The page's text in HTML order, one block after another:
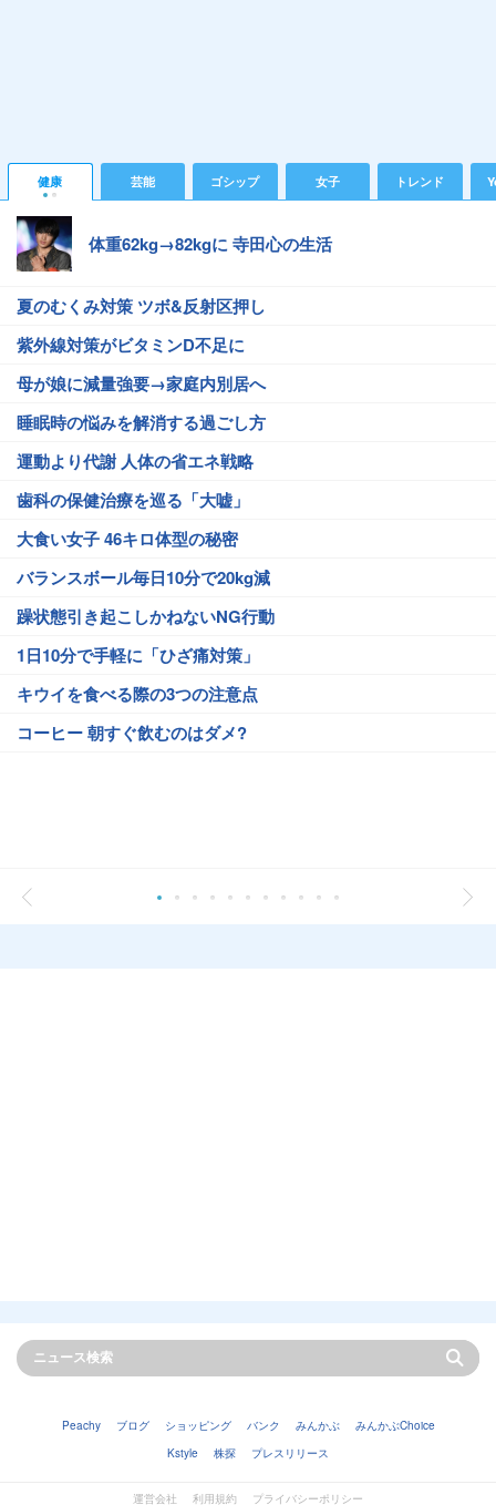
健康 芸能 ゴシップ 女子 トレンド
体重62kg→82kgに 寺田心の生活
夏のむくみ対策 ツボ&反射区押し
紫外線対策がビタミンD不足に
母が娘に減量強要→家庭内別居へ
睡眠時の悩みを解消する過ごし方
運動より代謝 人体の省エネ戦略
歯科の保健治療を巡る「大嘘」
大食い女子 46キロ体型の秘密
バランスボール毎日10分で20kg減
躁状態引き起こしかねないNG行動
1日10分で手軽に「ひざ痛対策」
キウイを食べる際の3つの注意点
コーヒー 朝すぐ飲むのはダメ?
Peachy ブログ ショッピング バンク みんかぶ
みんかぶChoice
Kstyle
株探 プレスリリース
運営会社 利用規約 プライバシーポリシー